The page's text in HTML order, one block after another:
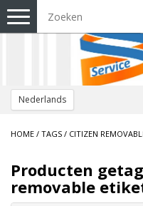
Nederlands
Toggle
navigation
HOME / TAGS / CITIZEN
Producten
removable